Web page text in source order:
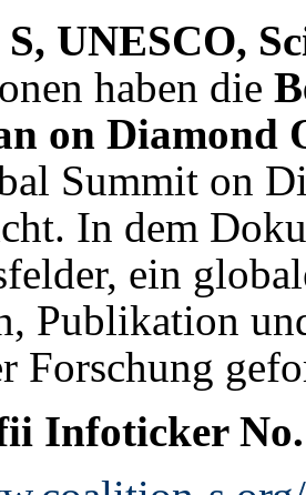
UNESCO,
haben die
on Diamond
Summit on
In dem
ein
Publikation
Forschung
Infoticker No.